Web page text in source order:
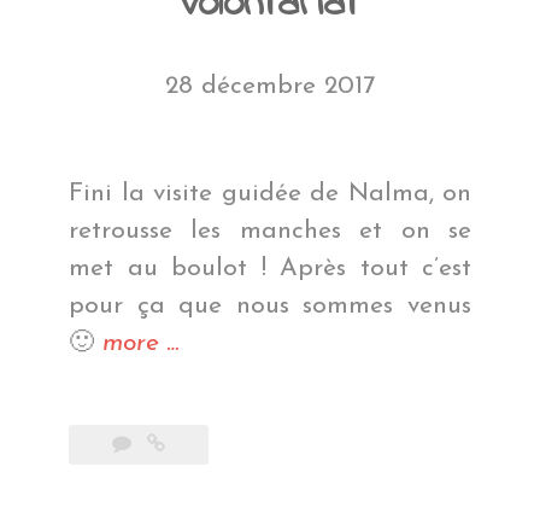
28 décembre 2017
Fini la visite guidée de Nalma, on
retrousse les manches et on se
met au boulot ! Après tout c’est
pour ça que nous sommes venus
🙂 more « Nalmaste,
…